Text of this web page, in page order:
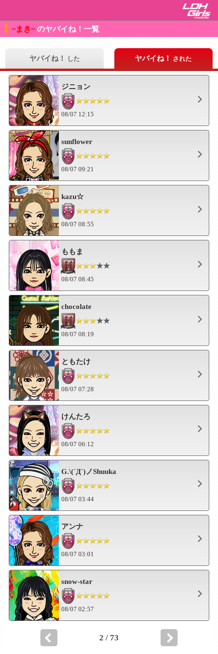
~まき~ のヤバイね！一覧
ヤバイね！ した ヤバイね！ された
ジニョン
08/07 12:15
sunflower
08/07 09:21
kazu☆
08/07 08:55
ももま
08/07 08:45
chocolate
08/07 08:19
ともたけ
08/07 07:28
けんたろ
08/07 06:12
G.\(´Д`)ノShuuka
08/07 03:44
アンナ
08/07 03:01
snow-star
08/07 02:57
2 / 73